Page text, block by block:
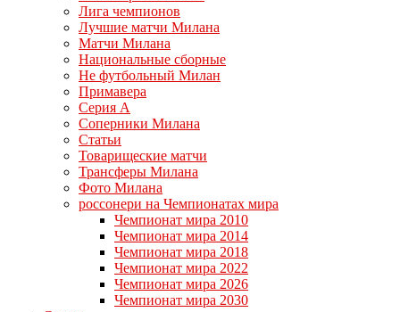
Лига чемпионов
Лучшие матчи Милана
Матчи Милана
Национальные сборные
Не футбольный Милан
Примавера
Серия А
Соперники Милана
Статьи
Товарищеские матчи
Трансферы Милана
Фото Милана
россонери на Чемпионатах мира
Чемпионат мира 2010
Чемпионат мира 2014
Чемпионат мира 2018
Чемпионат мира 2022
Чемпионат мира 2026
Чемпионат мира 2030